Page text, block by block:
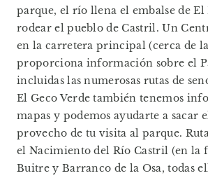
parque, el río llena el embalse de
rodear el pueblo de Castril. Un
en la carretera principal (cerca de
proporciona información sobre el
incluidas las numerosas rutas de
El Geco Verde también tenemos
mapas y podemos ayudarte a sacar
provecho de tu visita al parque.
el Nacimiento del Río Castril (en la
Buitre y Barranco de la Osa, todas